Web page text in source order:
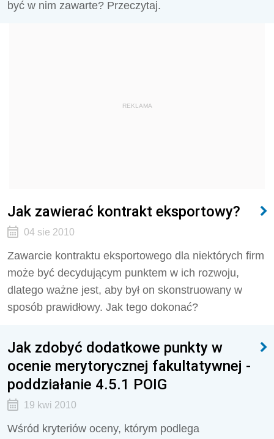
być w nim zawarte? Przeczytaj.
REKLAMA
Jak zawierać kontrakt eksportowy?
04 sie 2010
Zawarcie kontraktu eksportowego dla niektórych firm
może być decydującym punktem w ich rozwoju,
dlatego ważne jest, aby był on skonstruowany w
sposób prawidłowy. Jak tego dokonać?
Jak zdobyć dodatkowe punkty w
ocenie merytorycznej fakultatywnej -
poddziałanie 4.5.1 POIG
19 kwi 2010
Wśród kryteriów oceny, którym podlega